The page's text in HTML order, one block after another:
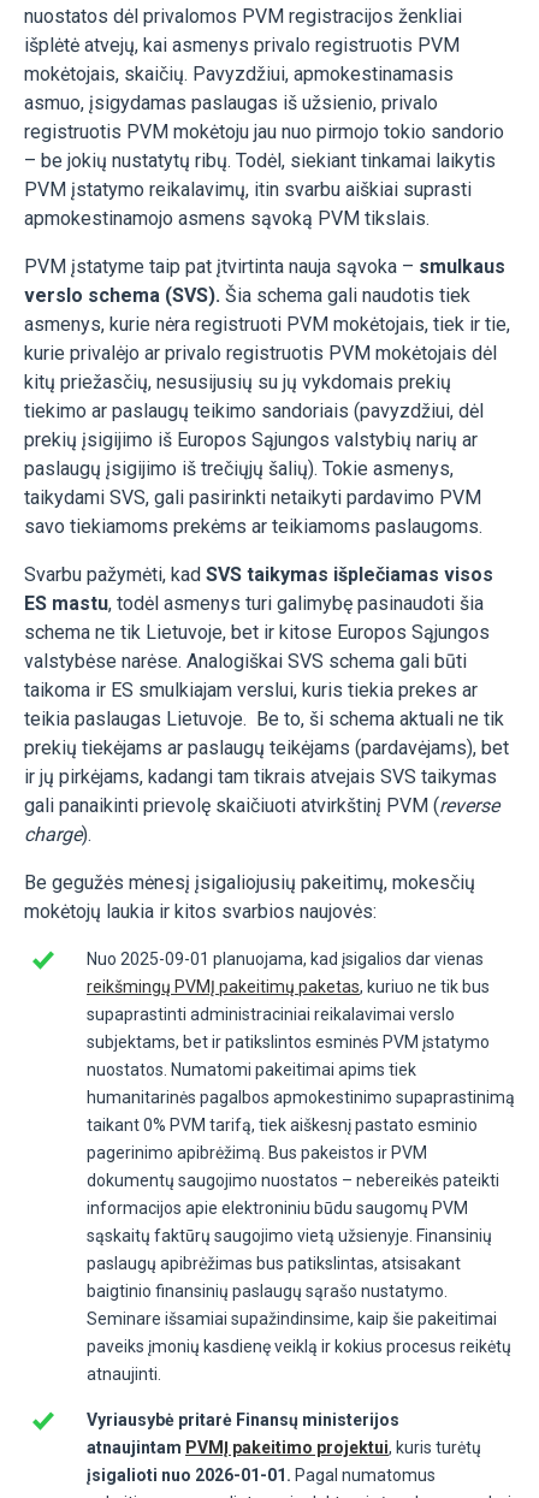
nuostatos dėl privalomos PVM registracijos ženkliai
išplėtė atvejų, kai asmenys privalo registruotis PVM
mokėtojais, skaičių. Pavyzdžiui, apmokestinamasis
asmuo, įsigydamas paslaugas iš užsienio, privalo
registruotis PVM mokėtoju jau nuo pirmojo tokio sandorio
– be jokių nustatytų ribų. Todėl, siekiant tinkamai laikytis
PVM įstatymo reikalavimų, itin svarbu aiškiai suprasti
apmokestinamojo asmens sąvoką PVM tikslais.
PVM įstatyme taip pat įtvirtinta nauja sąvoka – smulkaus
verslo schema (SVS). Šia schema gali naudotis tiek
asmenys, kurie nėra registruoti PVM mokėtojais, tiek ir tie,
kurie privalėjo ar privalo registruotis PVM mokėtojais dėl
kitų priežasčių, nesusijusių su jų vykdomais prekių
tiekimo ar paslaugų teikimo sandoriais (pavyzdžiui, dėl
prekių įsigijimo iš Europos Sąjungos valstybių narių ar
paslaugų įsigijimo iš trečiųjų šalių). Tokie asmenys,
taikydami SVS, gali pasirinkti netaikyti pardavimo PVM
savo tiekiamoms prekėms ar teikiamoms paslaugoms.
Svarbu pažymėti, kad SVS taikymas išplečiamas visos
ES mastu, todėl asmenys turi galimybę pasinaudoti šia
schema ne tik Lietuvoje, bet ir kitose Europos Sąjungos
valstybėse narėse. Analogiškai SVS schema gali būti
taikoma ir ES smulkiajam verslui, kuris tiekia prekes ar
teikia paslaugas Lietuvoje. Be to, ši schema aktuali ne tik
prekių tiekėjams ar paslaugų teikėjams (pardavėjams), bet
ir jų pirkėjams, kadangi tam tikrais atvejais SVS taikymas
gali panaikinti prievolę skaičiuoti atvirkštinį PVM (reverse
charge).
Be gegužės mėnesį įsigaliojusių pakeitimų, mokesčių
mokėtojų laukia ir kitos svarbios naujovės:
Nuo 2025-09-01 planuojama, kad įsigalios dar vienas
reikšmingų PVMĮ pakeitimų paketas, kuriuo ne tik bus
supaprastinti administraciniai reikalavimai verslo
subjektams, bet ir patikslintos esminės PVM įstatymo
nuostatos. Numatomi pakeitimai apims tiek
humanitarinės pagalbos apmokestinimo supaprastinimą
taikant 0% PVM tarifą, tiek aiškesnį pastato esminio
pagerinimo apibrėžimą. Bus pakeistos ir PVM
dokumentų saugojimo nuostatos – nebereikės pateikti
informacijos apie elektroniniu būdu saugomų PVM
sąskaitų faktūrų saugojimo vietą užsienyje. Finansinių
paslaugų apibrėžimas bus patikslintas, atsisakant
baigtinio finansinių paslaugų sąrašo nustatymo.
Seminare išsamiai supažindinsime, kaip šie pakeitimai
paveiks įmonių kasdienę veiklą ir kokius procesus reikėtų
atnaujinti.
Vyriausybė pritarė Finansų ministerijos
atnaujintam PVMĮ pakeitimo projektui, kuris turėtų
įsigalioti nuo 2026-01-01. Pagal numatomus